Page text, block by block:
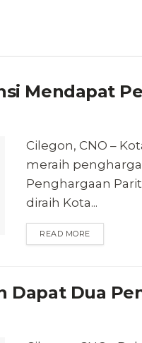
Mendapat
Cilegon, CNO –
meraih
Penghargaan
diraih Kota...
READ MORE
Dapat Dua